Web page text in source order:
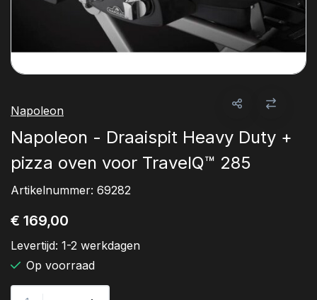
Napoleon
Napoleon - Draaispit Heavy Duty +
pizza oven voor TravelQ™ 285
Artikelnummer: 69282
€ 169,00
Levertijd: 1-2 werkdagen
Op voorraad